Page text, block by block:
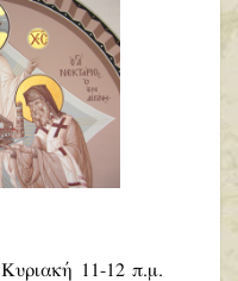
Κυριακή 11-12 π.μ.